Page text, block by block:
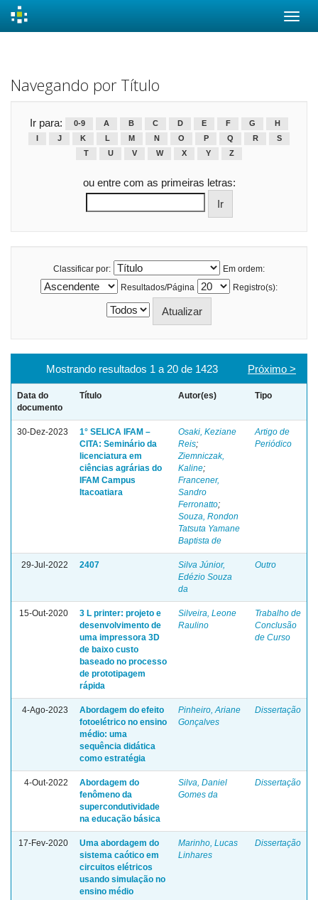
Navegando por Título
Ir para: 0-9 A B C D E F G
H
J K L M N O P Q R
S
T
U V W X Y Z
ou entre com as primeiras letras:
Classificar por:
Em ordem:
Resultados/Página
Registro(s):
Mostrando resultados 1 a 20 de 1423 Próximo >
Data do
documento
Título Autor(es) Tipo
30-Dez-2023
1° SELICA IFAM –
CITA: Seminário da
licenciatura em
ciências agrárias do
IFAM Campus
Itacoatiara
Osaki, Keziane
Reis;
Ziemniczak,
Kaline;
Francener,
Sandro
Ferronatto;
Souza, Rondon
Tatsuta Yamane
Baptista de
Artigo de
Periódico
29-Jul-2022 2407
Silva Júnior,
Edézio Souza
da
Outro
15-Out-2020
3 L printer: projeto e
desenvolvimento de
uma impressora 3D
de baixo custo
baseado no processo
de prototipagem
rápida
Silveira, Leone
Raulino
Trabalho de
Conclusão
de Curso
4-Ago-2023
Abordagem do efeito
fotoelétrico no ensino
médio: uma
sequência didática
como estratégia
Pinheiro, Ariane
Gonçalves
Dissertação
4-Out-2022
Abordagem do
fenômeno da
supercondutividade
na educação básica
Silva, Daniel
Gomes da
Dissertação
17-Fev-2020
Uma abordagem do
sistema caótico em
circuitos elétricos
usando simulação no
ensino médio
Marinho, Lucas
Linhares
Dissertação